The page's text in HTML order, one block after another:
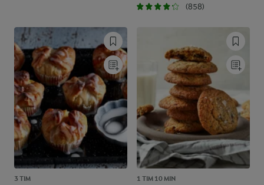
(858)
3 TIM 1 TIM 10 MIN